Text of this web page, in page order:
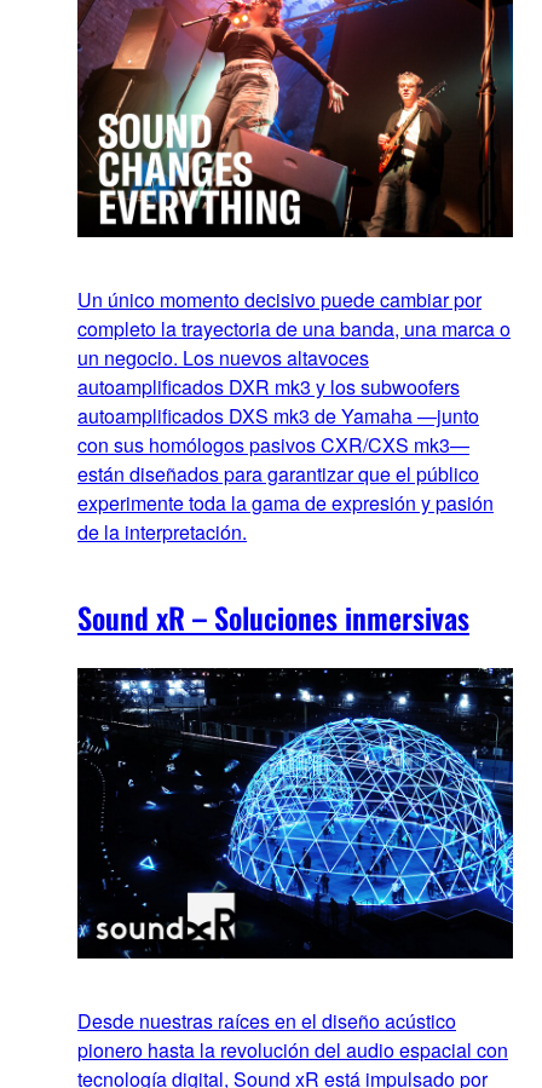
Un único momento decisivo puede cambiar por
completo la trayectoria de una banda, una marca o
un negocio. Los nuevos altavoces
autoamplificados DXR mk3 y los subwoofers
autoamplificados DXS mk3 de Yamaha —junto
con sus homólogos pasivos CXR/CXS mk3—
están diseñados para garantizar que el público
experimente toda la gama de expresión y pasión
de la interpretación.
Sound xR – Soluciones inmersivas
Desde nuestras raíces en el diseño acústico
pionero hasta la revolución del audio espacial con
tecnología digital, Sound xR está impulsado por